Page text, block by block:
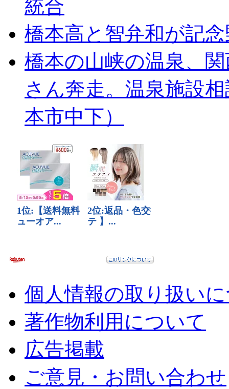
統合
橋本高と智弁和が記
橋本の山峡の温泉、
さん奔走。温泉施設
本市中下）
個人情報の取り扱い
著作物利用について
広告掲載
ご意見・お問い合わせ